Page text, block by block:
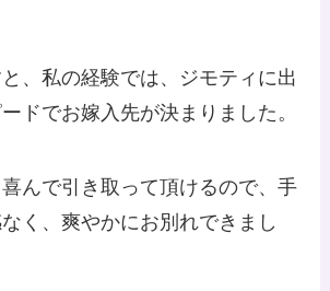
、私の経験では、ジモティに出
ドでお嫁入先が決まりました。
んで引き取って頂けるので、手
く、爽やかにお別れできまし